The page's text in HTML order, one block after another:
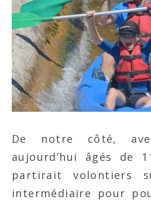
De notre côté,
aujourd’hui âgés de
partirait volontiers
intermédiaire pour